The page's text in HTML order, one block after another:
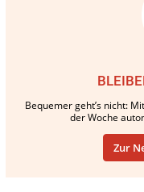
Bequemer geht’s nicht:
der Woche
Zur